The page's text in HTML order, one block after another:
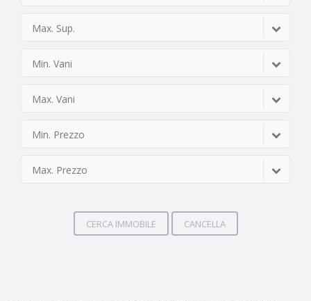
Max. Sup.
Min. Vani
Max. Vani
Min. Prezzo
Max. Prezzo
CERCA IMMOBILE CANCELLA